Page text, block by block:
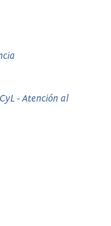
- Atención al